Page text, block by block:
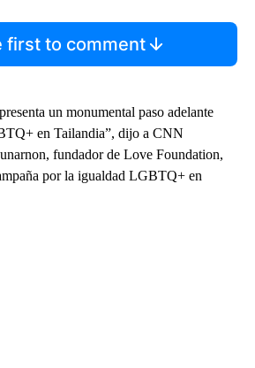
first to comment
un monumental paso adelante
en Tailandia”, dijo a CNN
fundador de Love Foundation,
por la igualdad LGBTQ+ en